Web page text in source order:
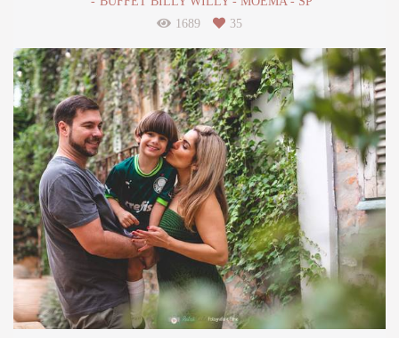
1689
35